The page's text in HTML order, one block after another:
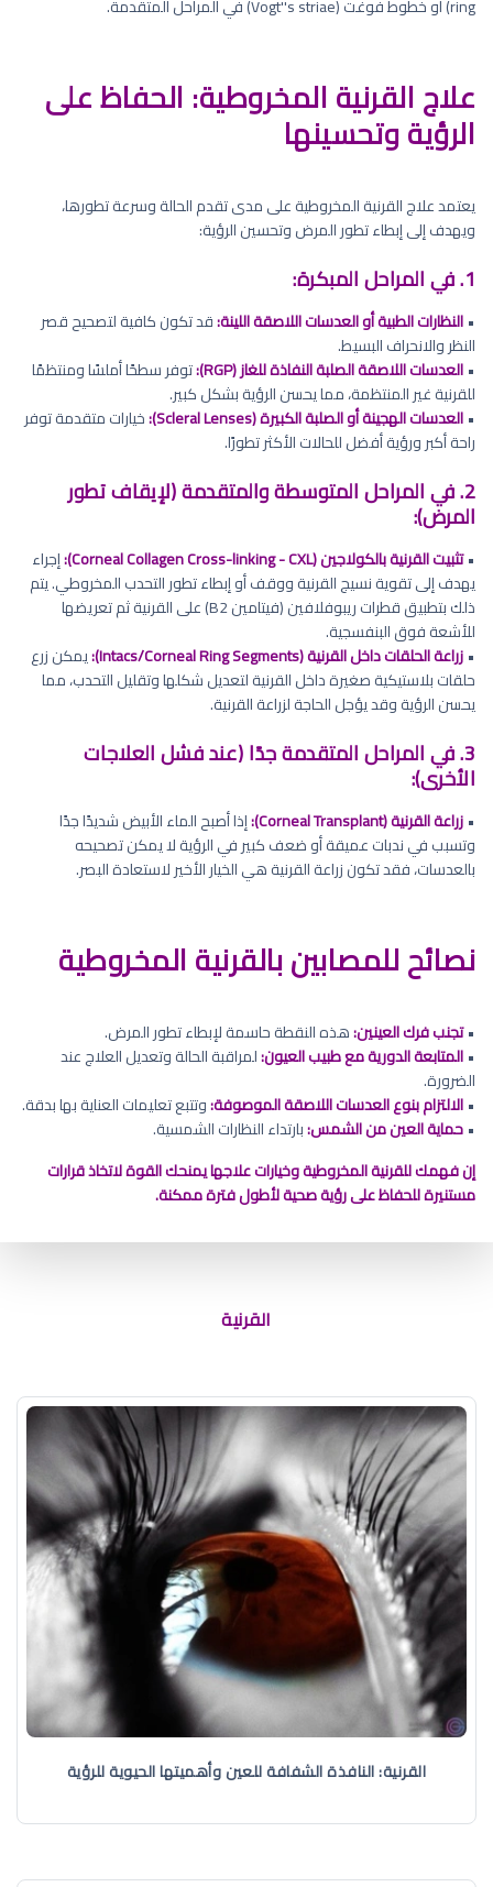
ring) أو خطوط فوغت (Vogt''s striae) في المراحل المتقدمة.
علاج القرنية المخروطية: الحفاظ على
الرؤية وتحسينها
يعتمد علاج القرنية المخروطية على مدى تقدم الحالة وسرعة تطورها،
ويهدف إلى إبطاء تطور المرض وتحسين الرؤية:
1. في المراحل المبكرة:
•النظارات الطبية أو العدسات اللاصقة اللينة:قد تكون كافية لتصحيح قصر
النظر والانحراف البسيط.
•العدسات اللاصقة الصلبة النفاذة للغاز (RGP):
توفر سطحًا أملسًا ومنتظمًا
للقرنية غير المنتظمة، مما يحسن الرؤية بشكل كبير.
•العدسات الهجينة أو الصلبة الكبيرة (Scleral Lenses):
خيارات متقدمة توفر
راحة أكبر ورؤية أفضل للحالات الأكثر تطورًا.
2. في المراحل المتوسطة والمتقدمة (لإيقاف تطور
المرض):
•تثبيت القرنية بالكولاجين (Corneal Collagen Cross-linking - CXL):
إجراء
يهدف إلى تقوية نسيج القرنية ووقف أو إبطاء تطور التحدب المخروطي. يتم
ذلك بتطبيق قطرات ريبوفلافين (فيتامين B2) على القرنية ثم تعريضها
للأشعة فوق البنفسجية.
•زراعة الحلقات داخل القرنية (Intacs/Corneal Ring Segments):
يمكن زرع
حلقات بلاستيكية صغيرة داخل القرنية لتعديل شكلها وتقليل التحدب، مما
يحسن الرؤية وقد يؤجل الحاجة لزراعة القرنية.
3. في المراحل المتقدمة جدًا (عند فشل العلاجات
الأخرى):
•زراعة القرنية (Corneal Transplant):
إذا أصبح الماء الأبيض شديدًا جدًا
وتسبب في ندبات عميقة أو ضعف كبير في الرؤية لا يمكن تصحيحه
بالعدسات، فقد تكون زراعة القرنية هي الخيار الأخير لاستعادة البصر.
نصائح للمصابين بالقرنية المخروطية
•تجنب فرك العينين:هذه النقطة حاسمة لإبطاء تطور المرض.
•المتابعة الدورية مع طبيب العيون:لمراقبة الحالة وتعديل العلاج عند
الضرورة.
•الالتزام بنوع العدسات اللاصقة الموصوفة:وتتبع تعليمات العناية بها بدقة.
•حماية العين من الشمس:بارتداء النظارات الشمسية.
إن فهمك للقرنية المخروطية وخيارات علاجها يمنحك القوة لاتخاذ قرارات
مستنيرة للحفاظ على رؤية صحية لأطول فترة ممكنة.
القرنية
القرنية: النافذة الشفافة للعين وأهميتها الحيوية للرؤية